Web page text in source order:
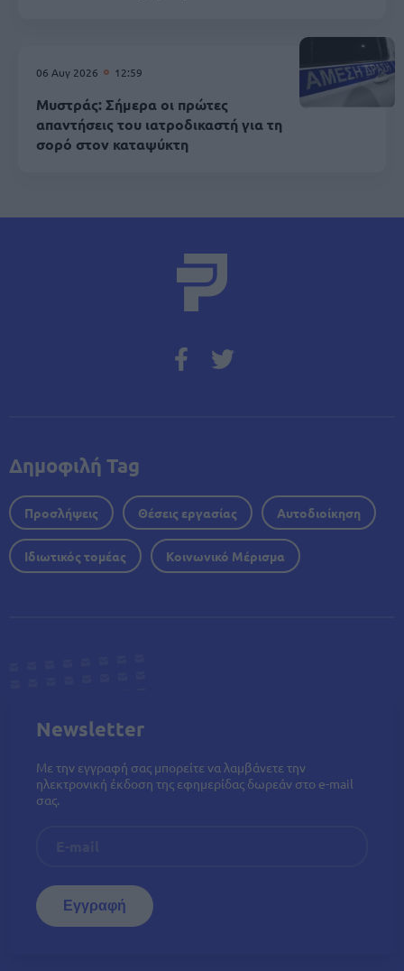
06 Αυγ 2026 12:59
Μυστράς: Σήμερα οι πρώτες
απαντήσεις του ιατροδικαστή για τη
σορό στον καταψύκτη
Δημοφιλή Tag
Προσλήψεις Θέσεις εργασίας Αυτοδιοίκηση
Ιδιωτικός τομέας Κοινωνικό Μέρισμα
Newsletter
Με την εγγραφή σας μπορείτε να λαμβάνετε την
ηλεκτρονική έκδοση της εφημερίδας δωρεάν στο e-mail
σας.